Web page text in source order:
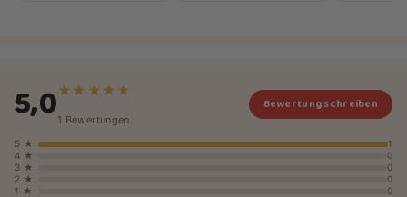
5,0★★★★★
1 Bewertungen
Bewertung schreiben
5 ★
1
4 ★
0
3 ★
0
2 ★
0
1 ★
0